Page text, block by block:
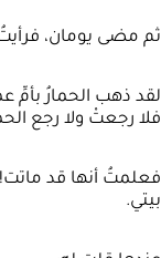
ثم مضى يومان،
لقد ذهب الحمارُ بأمِّ
فلا رجعتْ ولا رجع
فعلمتُ أنها قد
بيتي.